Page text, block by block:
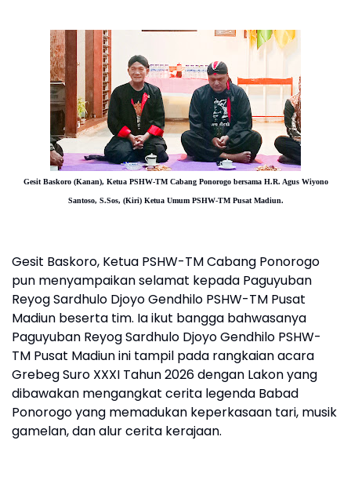
Gesit Baskoro (Kanan), Ketua PSHW-TM Cabang Ponorogo bersama H.R. Agus Wiyono
Santoso, S.Sos, (Kiri) Ketua Umum PSHW-TM Pusat Madiun.
Gesit Baskoro, Ketua PSHW-TM Cabang Ponorogo
pun menyampaikan selamat kepada Paguyuban
Reyog Sardhulo Djoyo Gendhilo PSHW-TM Pusat
Madiun beserta tim. Ia ikut bangga bahwasanya
Paguyuban Reyog Sardhulo Djoyo Gendhilo PSHW-
TM Pusat Madiun ini tampil pada rangkaian acara
Grebeg Suro XXXI Tahun 2026 dengan Lakon yang
dibawakan mengangkat cerita legenda Babad
Ponorogo yang memadukan keperkasaan tari, musik
gamelan, dan alur cerita kerajaan.